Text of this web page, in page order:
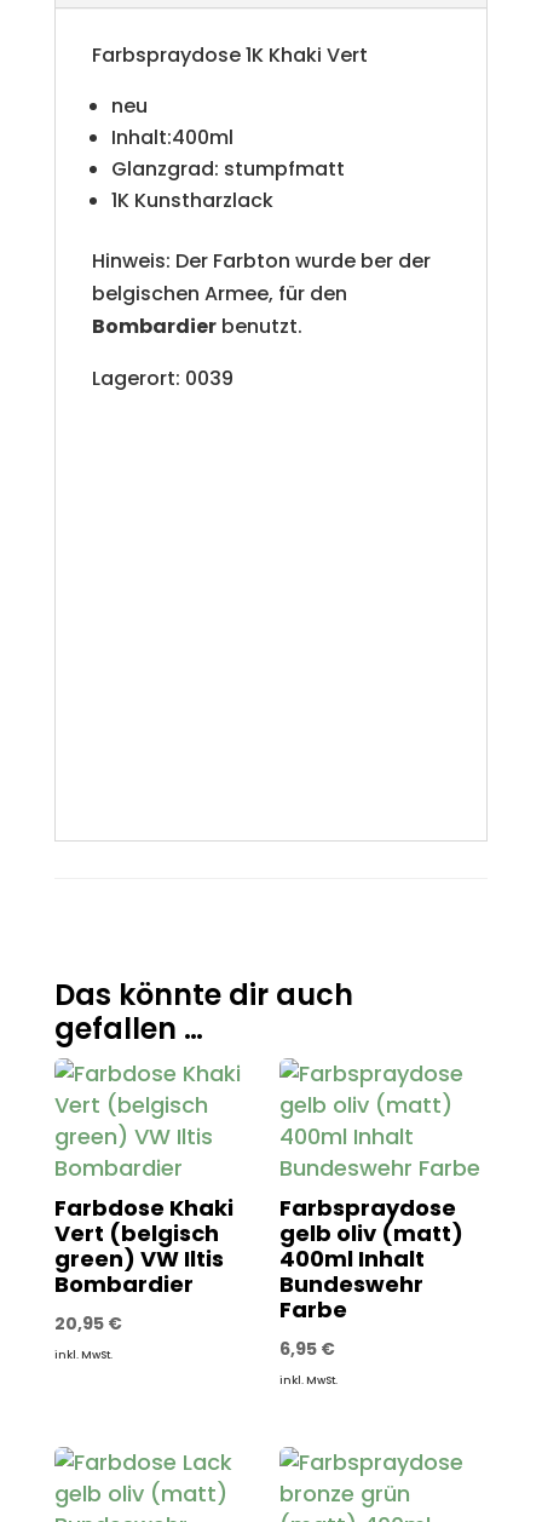
Farbspraydose 1K Khaki Vert
neu
Inhalt:400ml
Glanzgrad: stumpfmatt
1K Kunstharzlack
Hinweis: Der Farbton wurde ber der
belgischen Armee, für den
Bombardierbenutzt.
Lagerort: 0039
Das könnte dir auch
gefallen …
Farbdose Khaki
Vert (belgisch
green) VW Iltis
Bombardier
20,95 €
inkl. MwSt.
Farbspraydose
gelb oliv (matt)
400ml Inhalt
Bundeswehr
Farbe
6,95 €
inkl. MwSt.